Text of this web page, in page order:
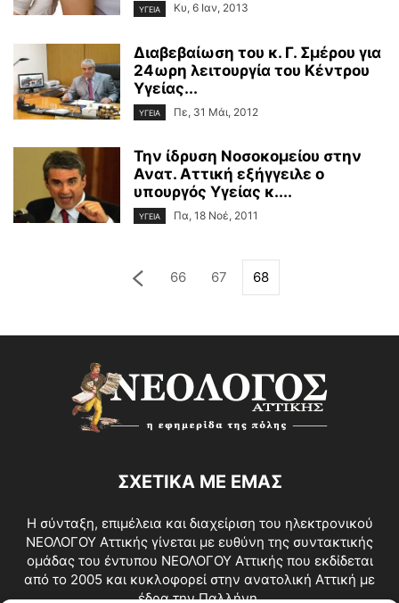
ΥΓΕΙΑ Κυ, 6 Ιαν, 2013
Διαβεβαίωση του κ. Γ. Σμέρου για
24ωρη λειτουργία του Κέντρου
Υγείας...
ΥΓΕΙΑ Πε, 31 Μάι, 2012
Την ίδρυση Νοσοκομείου στην
Ανατ. Αττική εξήγγειλε ο
υπουργός Υγείας κ....
ΥΓΕΙΑ Πα, 18 Νοέ, 2011
66 67 68
ΣΧΕΤΙΚΑ ΜΕ ΕΜΑΣ
Η σύνταξη, επιμέλεια και διαχείριση του ηλεκτρονικού
ΝΕΟΛΟΓΟΥ Αττικής γίνεται με ευθύνη της συντακτικής
ομάδας του έντυπου ΝΕΟΛΟΓΟΥ Αττικής που εκδίδεται
από το 2005 και κυκλοφορεί στην ανατολική Αττική με
έδρα την Παλλήνη.